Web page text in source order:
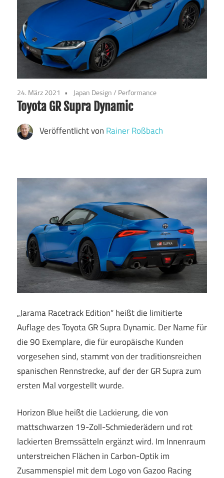
24. März 2021 Japan Design/ Performance
Toyota GR Supra Dynamic
Veröffentlicht von Rainer Roßbach
„Jarama Racetrack Edition“ heißt die limitierte
Auflage des Toyota GR Supra Dynamic. Der Name für
die 90 Exemplare, die für europäische Kunden
vorgesehen sind, stammt von der traditionsreichen
spanischen Rennstrecke, auf der der GR Supra zum
ersten Mal vorgestellt wurde.
Horizon Blue heißt die Lackierung, die von
mattschwarzen 19-Zoll-Schmiederädern und rot
lackierten Bremssätteln ergänzt wird. Im Innenraum
unterstreichen Flächen in Carbon-Optik im
Zusammenspiel mit dem Logo von Gazoo Racing